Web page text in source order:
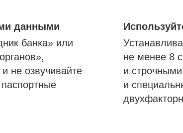
данными
банка» или
не озвучивайте
не менее 8
и
и